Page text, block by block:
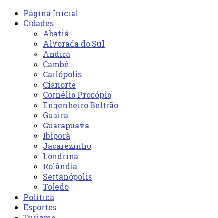
Página Inicial
Cidades
Abatiá
Alvorada do Sul
Andirá
Cambé
Carlópolis
Cianorte
Cornélio Procópio
Engenheiro Beltrão
Guaíra
Guarapuava
Ibiporã
Jacarezinho
Londrina
Rolândia
Sertanópolis
Toledo
Política
Esportes